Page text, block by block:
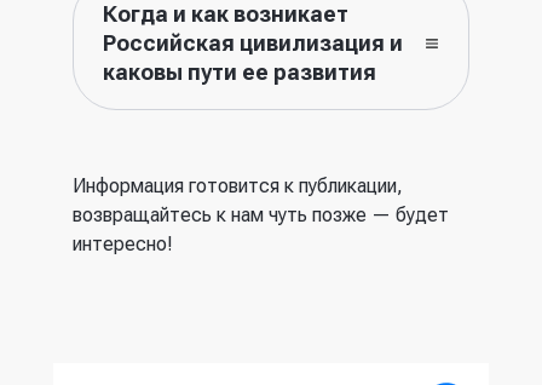
Информация готовится к публикации,
возвращайтесь к нам чуть позже — будет
интересно!
Когда и как возникает
Российская цивилизация и
каковы пути ее развития